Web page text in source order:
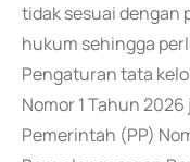
tidak sesuai dengan
hukum sehingga
Pengaturan tata
Nomor 1 Tahun
Pemerintah (PP)